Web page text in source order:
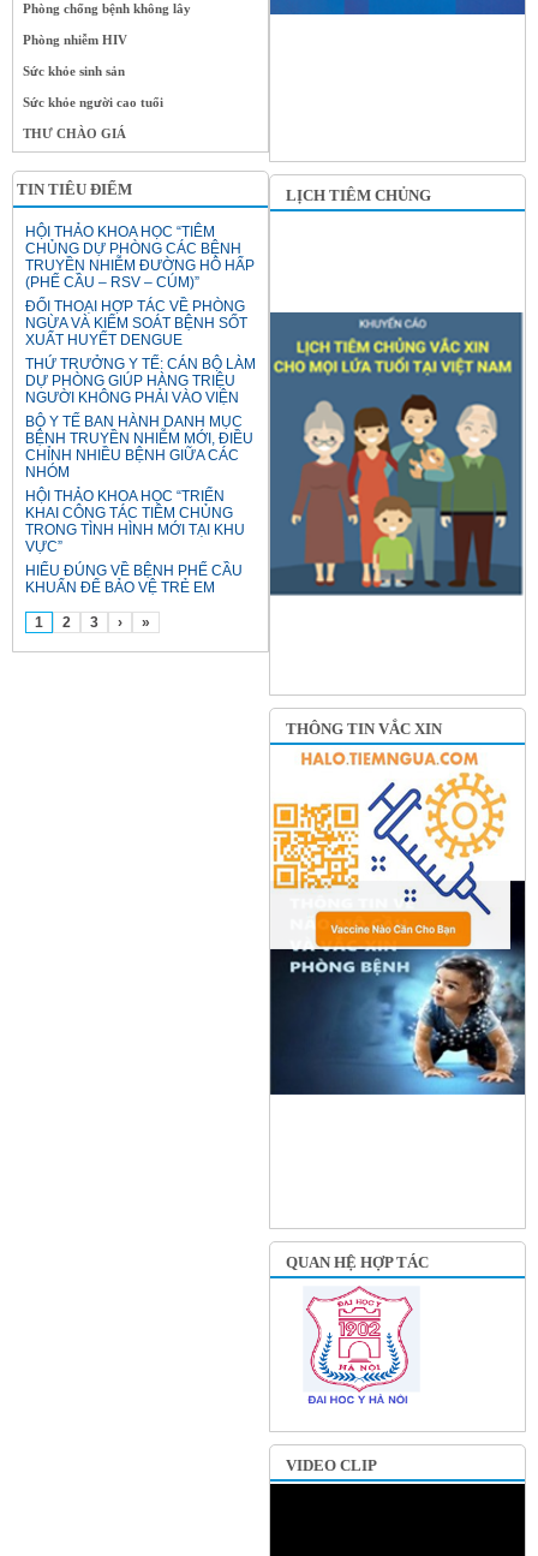
Phòng chống bệnh không lây
Phòng nhiễm HIV
Sức khỏe sinh sản
Sức khỏe người cao tuổi
THƯ CHÀO GIÁ
TIN TIÊU ĐIỂM
HỘI THẢO KHOA HỌC “TIÊM
CHỦNG DỰ PHÒNG CÁC BỆNH
TRUYỀN NHIỄM ĐƯỜNG HÔ HẤP
(PHẾ CẦU – RSV – CÚM)”
ĐỐI THOẠI HỢP TÁC VỀ PHÒNG
NGỪA VÀ KIỂM SOÁT BỆNH SỐT
XUẤT HUYẾT DENGUE
THỨ TRƯỞNG Y TẾ: CÁN BỘ LÀM
DỰ PHÒNG GIÚP HÀNG TRIỆU
NGƯỜI KHÔNG PHẢI VÀO VIỆN
BỘ Y TẾ BAN HÀNH DANH MỤC
BỆNH TRUYỀN NHIỄM MỚI, ĐIỀU
CHỈNH NHIỀU BỆNH GIỮA CÁC
NHÓM
HỘI THẢO KHOA HỌC “TRIỂN
KHAI CÔNG TÁC TIÊM CHỦNG
TRONG TÌNH HÌNH MỚI TẠI KHU
VỰC”
HIỂU ĐÚNG VỀ BỆNH PHẾ CẦU
KHUẨN ĐỂ BẢO VỆ TRẺ EM
1 2 3 › »
LỊCH TIÊM CHỦNG
THÔNG TIN VẮC XIN
QUAN HỆ HỢP TÁC
VIDEO CLIP